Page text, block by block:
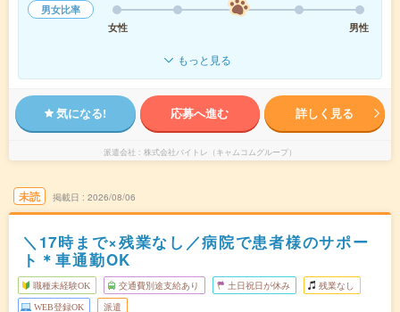
男女比率
女性
男性
もっと見る
気になる! 応募へ進む 詳しく見る
派遣会社 株式会社バイトレ（キャムコムグループ）
未読 掲載日 2026/08/06
＼17時まで×残業なし／病院で患者様のサポー
ト＊車通勤OK
職種未経験OK 交通費別途支給あり 土日祝日が休み 残業なし
WEB登録OK 派遣